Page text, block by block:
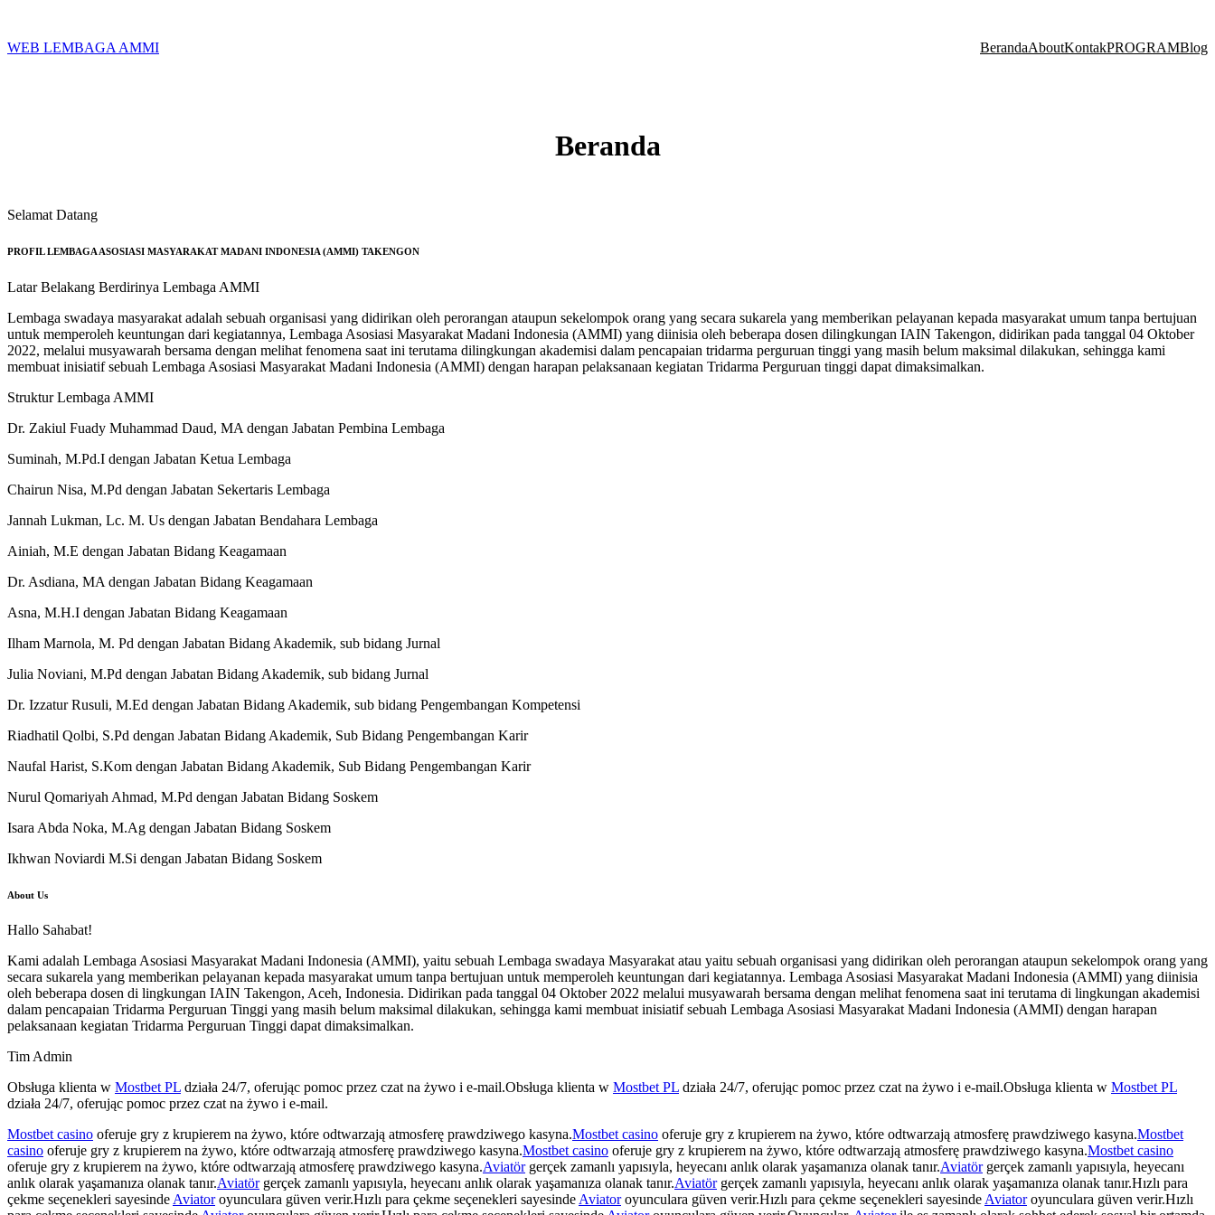
content
WEB LEMBAGA AMMI BerandaAboutKontakPROGRAMBlog
Beranda
Selamat Datang
PROFIL LEMBAGA ASOSIASI MASYARAKAT MADANI INDONESIA (AMMI) TAKENGON
Latar Belakang Berdirinya Lembaga AMMI
Lembaga swadaya masyarakat adalah sebuah organisasi yang didirikan oleh perorangan ataupun sekelompok orang yang secara sukarela yang memberikan pelayanan kepada masyarakat umum tanpa bertujuan
untuk memperoleh keuntungan dari kegiatannya, Lembaga Asosiasi Masyarakat Madani Indonesia (AMMI) yang diinisia oleh beberapa dosen dilingkungan IAIN Takengon, didirikan pada tanggal 04 Oktober
2022, melalui musyawarah bersama dengan melihat fenomena saat ini terutama dilingkungan akademisi dalam pencapaian tridarma perguruan tinggi yang masih belum maksimal dilakukan, sehingga kami
membuat inisiatif sebuah Lembaga Asosiasi Masyarakat Madani Indonesia (AMMI) dengan harapan pelaksanaan kegiatan Tridarma Perguruan tinggi dapat dimaksimalkan.
Struktur Lembaga AMMI
Dr. Zakiul Fuady Muhammad Daud, MA dengan Jabatan Pembina Lembaga
Suminah, M.Pd.I dengan Jabatan Ketua Lembaga
Chairun Nisa, M.Pd dengan Jabatan Sekertaris Lembaga
Jannah Lukman, Lc. M. Us dengan Jabatan Bendahara Lembaga
Ainiah, M.E dengan Jabatan Bidang Keagamaan
Dr. Asdiana, MA dengan Jabatan Bidang Keagamaan
Asna, M.H.I dengan Jabatan Bidang Keagamaan
Ilham Marnola, M. Pd dengan Jabatan Bidang Akademik, sub bidang Jurnal
Julia Noviani, M.Pd dengan Jabatan Bidang Akademik, sub bidang Jurnal
Dr. Izzatur Rusuli, M.Ed dengan Jabatan Bidang Akademik, sub bidang Pengembangan Kompetensi
Riadhatil Qolbi, S.Pd dengan Jabatan Bidang Akademik, Sub Bidang Pengembangan Karir
Naufal Harist, S.Kom dengan Jabatan Bidang Akademik, Sub Bidang Pengembangan Karir
Nurul Qomariyah Ahmad, M.Pd dengan Jabatan Bidang Soskem
Isara Abda Noka, M.Ag dengan Jabatan Bidang Soskem
Ikhwan Noviardi M.Si dengan Jabatan Bidang Soskem
About Us
Hallo Sahabat!
Kami adalah Lembaga Asosiasi Masyarakat Madani Indonesia (AMMI), yaitu sebuah Lembaga swadaya Masyarakat atau yaitu sebuah organisasi yang didirikan oleh perorangan ataupun sekelompok orang yang
secara sukarela yang memberikan pelayanan kepada masyarakat umum tanpa bertujuan untuk memperoleh keuntungan dari kegiatannya. Lembaga Asosiasi Masyarakat Madani Indonesia (AMMI) yang diinisia
oleh beberapa dosen di lingkungan IAIN Takengon, Aceh, Indonesia. Didirikan pada tanggal 04 Oktober 2022 melalui musyawarah bersama dengan melihat fenomena saat ini terutama di lingkungan akademisi
dalam pencapaian Tridarma Perguruan Tinggi yang masih belum maksimal dilakukan, sehingga kami membuat inisiatif sebuah Lembaga Asosiasi Masyarakat Madani Indonesia (AMMI) dengan harapan
pelaksanaan kegiatan Tridarma Perguruan Tinggi dapat dimaksimalkan.
Tim Admin
Obsługa klienta w Mostbet PL działa 24/7, oferując pomoc przez czat na żywo i e-mail.Obsługa klienta w Mostbet PL działa 24/7, oferując pomoc przez czat na żywo i e-mail.Obsługa klienta w Mostbet PL
działa 24/7, oferując pomoc przez czat na żywo i e-mail.
Mostbet casino oferuje gry z krupierem na żywo, które odtwarzają atmosferę prawdziwego kasyna.Mostbet casino oferuje gry z krupierem na żywo, które odtwarzają atmosferę prawdziwego kasyna.Mostbet
casino oferuje gry z krupierem na żywo, które odtwarzają atmosferę prawdziwego kasyna.Mostbet casino oferuje gry z krupierem na żywo, które odtwarzają atmosferę prawdziwego kasyna.Mostbet casino
oferuje gry z krupierem na żywo, które odtwarzają atmosferę prawdziwego kasyna.Aviatörgerçek zamanlı yapısıyla, heyecanı anlık olarak yaşamanıza olanak tanır.Aviatörgerçek zamanlı yapısıyla, heyecanı
anlık olarak yaşamanıza olanak tanır.Aviatörgerçek zamanlı yapısıyla, heyecanı anlık olarak yaşamanıza olanak tanır.Aviatörgerçek zamanlı yapısıyla, heyecanı anlık olarak yaşamanıza olanak tanır.Hızlı para
çekme seçenekleri sayesindeAviatoroyunculara güven verir.Hızlı para çekme seçenekleri sayesindeAviatoroyunculara güven verir.Hızlı para çekme seçenekleri sayesindeAviatoroyunculara güven verir.Hızlı